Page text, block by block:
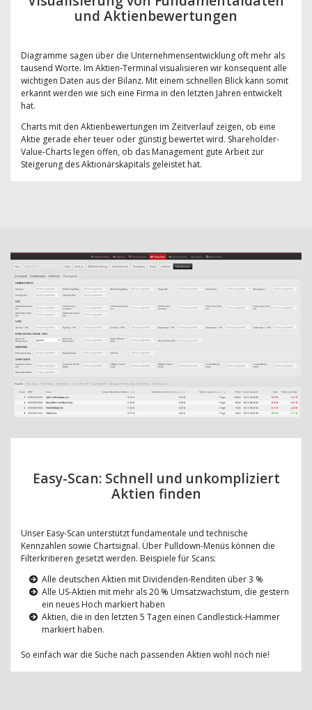
und Aktienbewertungen
Diagramme sagen über die Unternehmensentwicklung oft mehr als
tausend Worte. Im Aktien-Terminal visualisieren wir konsequent alle
wichtigen Daten aus der Bilanz. Mit einem schnellen Blick kann somit
erkannt werden wie sich eine Firma in den letzten Jahren entwickelt
hat.
Charts mit den Aktienbewertungen im Zeitverlauf zeigen, ob eine
Aktie gerade eher teuer oder günstig bewertet wird. Shareholder-
Value-Charts legen offen, ob das Management gute Arbeit zur
Steigerung des Aktionärskapitals geleistet hat.
Easy-Scan: Schnell und unkompliziert
Aktien finden
Unser Easy-Scan unterstützt fundamentale und technische
Kennzahlen sowie Chartsignal. Über Pulldown-Menüs können die
Filterkritieren gesetzt werden. Beispiele für Scans:
Alle deutschen Aktien mit Dividenden-Renditen über 3 %
Alle US-Aktien mit mehr als 20 % Umsatzwachstum, die gestern
ein neues Hoch markiert haben
Aktien, die in den letzten 5 Tagen einen Candlestick-Hammer
markiert haben.
So einfach war die Suche nach passenden Aktien wohl noch nie!